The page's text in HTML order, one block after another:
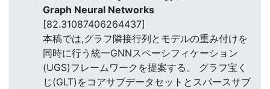
Graph Neural Networks
[82.31087406264437]
本稿では,グラフ隣接行列とモデルの重み付けを
同時に行う統一GNNスペーシフィケーション
(UGS)フレームワークを提案する。 グラフ宝く
じ(GLT)をコアサブデータセットとスパースサブ